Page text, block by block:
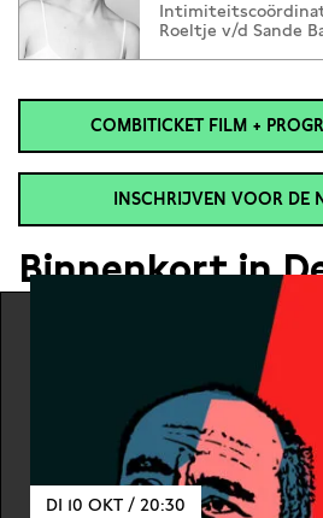
Roeltje v/d Sande
COMBITICKET FILM +
INSCHRIJVEN VOOR DE
Binnenkort in
DI 10 OKT / 20:30